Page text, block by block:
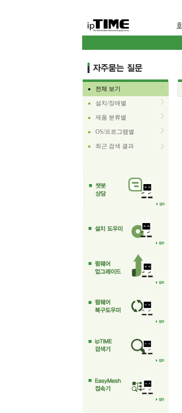
■ 전체 보기
■ 설치/장애별
■ 제품 분류별
■ OS/프로그램별
■ 최근 검색 결과